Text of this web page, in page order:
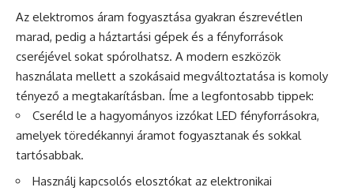
Az elektromos áram fogyasztása gyakran észrevétlen
marad, pedig a háztartási gépek és a fényforrások
cseréjével sokat spórolhatsz. A modern eszközök
használata mellett a szokásaid megváltoztatása is komoly
tényező a megtakarításban. Íme a legfontosabb tippek:
Cseréld le a hagyományos izzókat LED fényforrásokra,
amelyek töredékannyi áramot fogyasztanak és sokkal
tartósabbak.
Használj kapcsolós elosztókat az elektronikai